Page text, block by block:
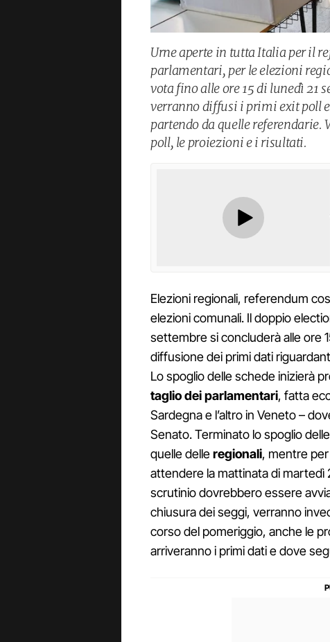
Urne aperte in tutta Italia per il
parlamentari, per le elezioni
vota fino alle ore 15 di lunedì 21
verranno diffusi i primi exit poll
partendo da quelle referendarie.
poll, le proiezioni e i risultati.
Elezioni regionali, referendum
elezioni comunali. Il doppio
settembre si concluderà alle ore
diffusione dei primi dati
Lo spoglio delle schede inizierà
taglio dei parlamentari, fatta
Sardegna e l’altro in Veneto –
Senato. Terminato lo spoglio
quelle delleregionali, mentre
attendere la mattinata di
scrutinio dovrebbero essere
chiusura dei seggi, verranno
corso del pomeriggio, anche le
arriveranno i primi dati e dove